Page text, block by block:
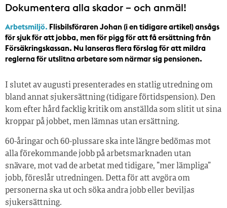
Dokumentera alla skador – och anmäl!
Arbetsmiljö. Flisbilsföraren Johan (i en tidigare artikel) ansågs
för sjuk för att jobba, men för pigg för att få ersättning från
Försäkringskassan. Nu lanseras flera förslag för att mildra
reglerna för utslitna arbetare som närmar sig pensionen.
I slutet av augusti presenterades en statlig utredning om
bland annat sjukersättning (tidigare förtidspension). Den
kom efter hård facklig kritik om anställda som slitit ut sina
kroppar på jobbet, men lämnas utan ersättning.
60-åringar och 60-plussare ska inte längre bedömas mot
alla förekommande jobb på arbetsmarknaden utan
snävare, mot vad de arbetat med tidigare, ”mer lämpliga”
jobb, föreslår utredningen. Detta för att avgöra om
personerna ska ut och söka andra jobb eller beviljas
sjukersättning.